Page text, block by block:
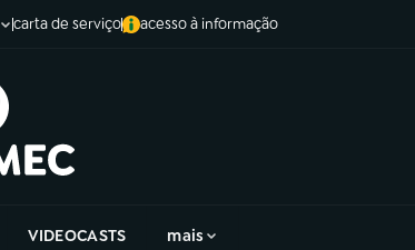
carta de serviço acesso à informação
VIDEOCASTS mais